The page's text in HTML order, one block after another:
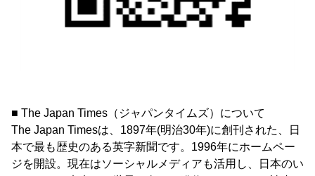
■ The Japan Times（ジャパンタイムズ）について
The Japan Timesは、1897年(明治30年)に創刊された、日
本で最も歴史のある英字新聞です。1996年にホームペー
ジを開設。現在はソーシャルメディアも活用し、日本のい